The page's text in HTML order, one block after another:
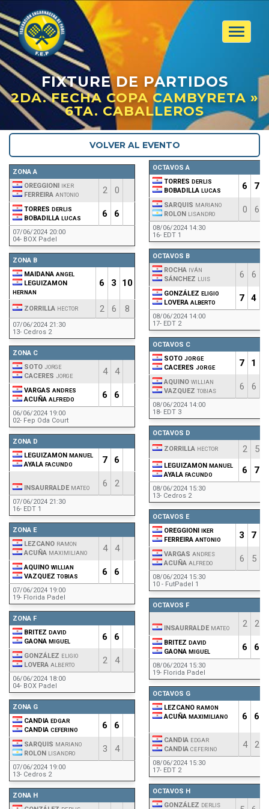
Toggle
FIXTUREDE PARTIDOS
2DA. FECHA COPA CAMBYRETA »
6TA. CABALLEROS
VOLVER AL EVENTO
ZONA A
OREGGIONI IKER
FERREIRA ANTONIO 2 0
TORRES DERLIS
BOBADILLA LUCAS 6 6
07/06/2024 20:00
04- BOX Padel
ZONA B
MAIDANA ANGEL
LEGUIZAMON
HERNAN
6 3 10
ZORRILLA HECTOR 2 6 8
07/06/2024 21:30
13- Cedros 2
ZONA C
SOTO JORGE
CACERES JORGE 4 4
VARGAS ANDRES
ACUÑA ALFREDO 6 6
06/06/2024 19:00
02- Fep Oda Court
ZONA D
LEGUIZAMON MANUEL
AYALA FACUNDO 7 6
INSAURRALDE MATEO 6 2
07/06/2024 21:30
16- EDT 1
ZONA E
LEZCANO RAMON
ACUÑA MAXIMILIANO 4 4
AQUINO WILLIAN
VAZQUEZ TOBIAS 6 6
07/06/2024 19:00
19- Florida Padel
ZONA F
BRITEZ DAVID
GAONA MIGUEL 6 6
GONZÁLEZ ELIGIO
LOVERA ALBERTO 2 4
06/06/2024 18:00
04- BOX Padel
ZONA G
CANDIA EDGAR
CANDIA CEFERINO 6 6
SARQUIS MARIANO
ROLON LISANDRO 3 4
07/06/2024 19:00
13- Cedros 2
ZONA H
OCTAVOS A
TORRES DERLIS
BOBADILLA LUCAS 6 7
SARQUIS MARIANO
ROLON LISANDRO 0 6
08/06/2024 14:30
16- EDT 1
OCTAVOS B
ROCHA IVÁN
SÁNCHEZ LUIS 6 6
GONZÁLEZ ELIGIO
LOVERA ALBERTO 7 4
08/06/2024 14:00
17- EDT 2
OCTAVOS C
SOTO JORGE
CACERES JORGE 7 1
AQUINO WILLIAN
VAZQUEZ TOBIAS 6 6
08/06/2024 14:00
18- EDT 3
OCTAVOS D
ZORRILLA HECTOR 2 5
LEGUIZAMON MANUEL
AYALA FACUNDO 6 7
08/06/2024 15:30
13- Cedros 2
OCTAVOS E
OREGGIONI IKER
FERREIRA ANTONIO 3 7
VARGAS ANDRES
ACUÑA ALFREDO 6 5
08/06/2024 15:30
10 - FutPadel 1
OCTAVOS F
INSAURRALDE MATEO 2 2
BRITEZ DAVID
GAONA MIGUEL 6 6
08/06/2024 15:30
19- Florida Padel
OCTAVOS G
LEZCANO RAMON
ACUÑA MAXIMILIANO 6 6
CANDIA EDGAR
CANDIA CEFERINO 4 2
08/06/2024 15:30
17- EDT 2
OCTAVOS H
GONZÁLEZ DERLIS